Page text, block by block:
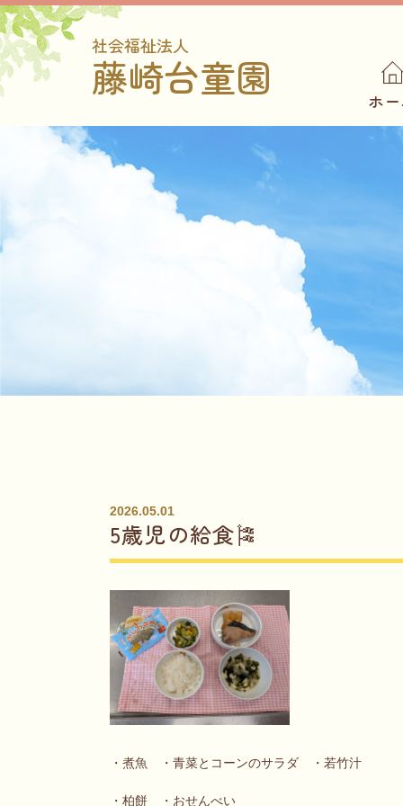
社会福祉法人
藤崎台童園 ホ
2026.05.01
5歳児の給食🎏
・煮魚 ・青菜とコーンのサラダ ・若竹汁
・柏餅 ・おせんべい